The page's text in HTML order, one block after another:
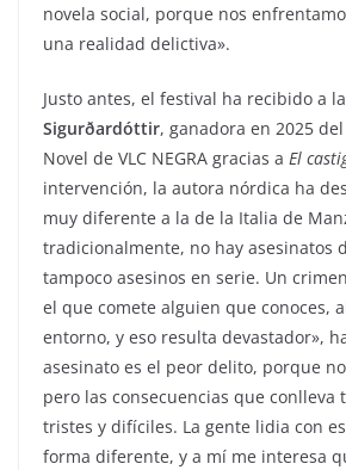
novela social, porque nos
una realidad delictiva».
Justo antes, el festival ha recibido a
Sigurðardóttir, ganadora en 2025
Novel de VLC NEGRA gracias a El
intervención, la autora nórdica ha
muy diferente a la de la Italia de
tradicionalmente, no hay asesinatos
tampoco asesinos en serie. Un
el que comete alguien que conoces,
entorno, y eso resulta devastador»,
asesinato es el peor delito, porque
pero las consecuencias que conlleva
tristes y difíciles. La gente lidia con
forma diferente, y a mí me interesa